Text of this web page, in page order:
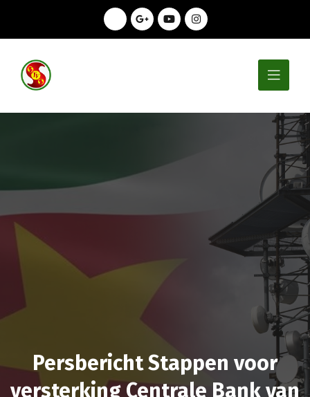
Persbericht Stappen voor
versterking Centrale Bank van